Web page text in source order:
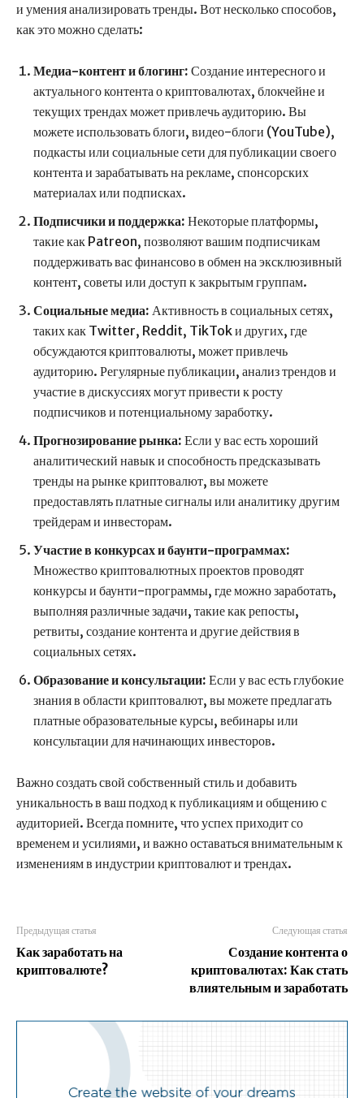
и умения анализировать тренды. Вот несколько способов,
как это можно сделать:
Медиа-контент и блогинг: Создание интересного и
актуального контента о криптовалютах, блокчейне и
текущих трендах может привлечь аудиторию. Вы
можете использовать блоги, видео-блоги (YouTube),
подкасты или социальные сети для публикации своего
контента и зарабатывать на рекламе, спонсорских
материалах или подписках.
Подписчики и поддержка: Некоторые платформы,
такие как Patreon, позволяют вашим подписчикам
поддерживать вас финансово в обмен на эксклюзивный
контент, советы или доступ к закрытым группам.
Социальные медиа: Активность в социальных сетях,
таких как Twitter, Reddit, TikTok и других, где
обсуждаются криптовалюты, может привлечь
аудиторию. Регулярные публикации, анализ трендов и
участие в дискуссиях могут привести к росту
подписчиков и потенциальному заработку.
Прогнозирование рынка: Если у вас есть хороший
аналитический навык и способность предсказывать
тренды на рынке криптовалют, вы можете
предоставлять платные сигналы или аналитику другим
трейдерам и инвесторам.
Участие в конкурсах и баунти-программах:
Множество криптовалютных проектов проводят
конкурсы и баунти-программы, где можно заработать,
выполняя различные задачи, такие как репосты,
ретвиты, создание контента и другие действия в
социальных сетях.
Образование и консультации: Если у вас есть глубокие
знания в области криптовалют, вы можете предлагать
платные образовательные курсы, вебинары или
консультации для начинающих инвесторов.
Важно создать свой собственный стиль и добавить
уникальность в ваш подход к публикациям и общению с
аудиторией. Всегда помните, что успех приходит со
временем и усилиями, и важно оставаться внимательным к
изменениям в индустрии криптовалют и трендах.
Предыдущая статья
Как заработать на
криптовалюте?
Следующая статья
Создание контента о
криптовалютах: Как стать
влиятельным и заработать